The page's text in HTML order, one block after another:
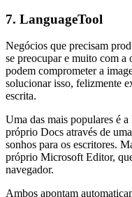
7. LanguageTool
Negócios que precisam
se preocupar e muito com
podem comprometer a
solucionar isso, felizmente
escrita.
Uma das mais populares é
próprio Docs através de
sonhos para os escritores.
próprio Microsoft Editor,
navegador.
Ambos apontam